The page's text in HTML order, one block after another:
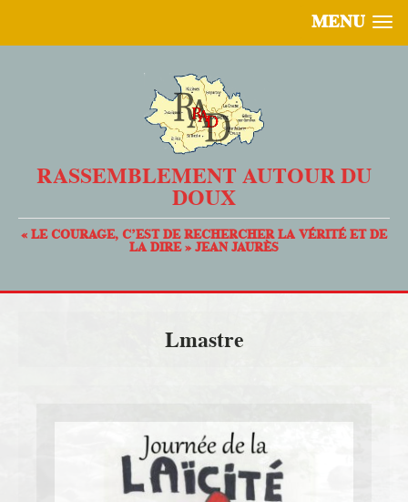
MENU
RASSEMBLEMENT AUTOUR DU
DOUX
« LE COURAGE, C’EST DE RECHERCHER LA VÉRITÉ ET DE
LA DIRE » JEAN JAURÈS
Lmastre